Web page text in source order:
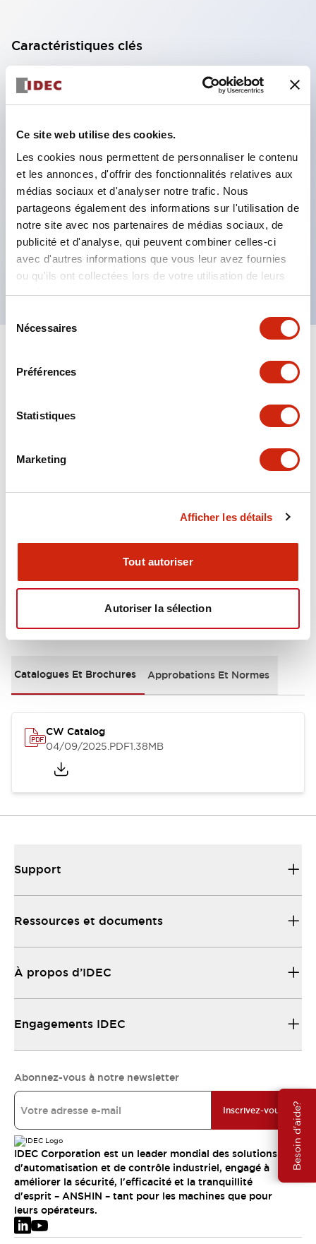
Ce site web utilise des cookies.
Les cookies nous permettent de personnaliser le contenu
et les annonces, d'offrir des fonctionnalités relatives aux
médias sociaux et d'analyser notre trafic. Nous
partageons également des informations sur l'utilisation de
notre site avec nos partenaires de médias sociaux, de
publicité et d'analyse, qui peuvent combiner celles-ci
avec d'autres informations que vous leur avez fournies
ou qu'ils ont collectées lors de votre utilisation de leurs
services.
Nécessaires
Préférences
Statistiques
Marketing
Afficher les détails
Tout autoriser
Autoriser la sélection
Besoin d'aide?
Caractéristiques clés
Bloc de contact à 2 étages avec 2 contacts,
permettant une configuration à 4 contacts
contact à 11 étages), 59,9 mm (*bloc de contact à
22 étages). Conception peu encombrante
possible.
Structure de sécurité de 3e génération :
déclenchement à 2 actions, garde intégrée,
structure de protection des doigts IP20.
Tout développer+
Functional Specifications
Mounting and Installation Specifications
Documents et fichiers
Catalogues Et Brochures Approbations Et Normes
CW Catalog
04/09/2025.PDF1.38MB
Support
Ressources et documents
À propos d’IDEC
Engagements IDEC
Abonnez-vous à notre newsletter
Inscrivez-vous
IDEC Corporation est un leader mondial des solutions
d'automatisation et de contrôle industriel, engagé à
améliorer la sécurité, l'efficacité et la tranquillité
d'esprit – ANSHIN – tant pour les machines que pour
leurs opérateurs.